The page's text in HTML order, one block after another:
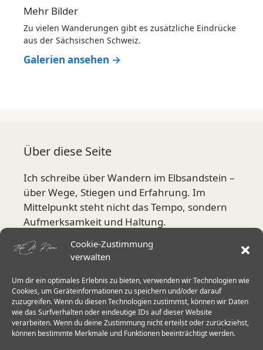
Cookie-Zustimmung
verwalten
Um dir ein optimales Erlebnis zu bieten, verwenden wir Technologien wie
Cookies, um Geräteinformationen zu speichern und/oder darauf
zuzugreifen. Wenn du diesen Technologien zustimmst, können wir Daten
wie das Surfverhalten oder eindeutige IDs auf dieser Website
verarbeiten. Wenn du deine Zustimmung nicht erteilst oder zurückziehst,
können bestimmte Merkmale und Funktionen beeinträchtigt werden.
Mehr Bilder
Zu vielen Wanderungen gibt es zusätzliche Eindrücke
aus der Sächsischen Schweiz.
Galerien ansehen →
Über diese Seite
Ich schreibe über Wandern im Elbsandstein –
über Wege, Stiegen und Erfahrung. Im
Mittelpunkt steht nicht das Tempo, sondern
Aufmerksamkeit und Haltung.
Mehr über mich
Aktuelle Schwerpunkte
Stiegen in der Sächsischen Schweiz
Herkulessäulen & Schrammsteine